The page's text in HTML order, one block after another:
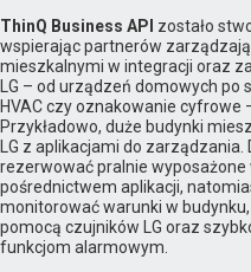
ThinQ Business API zostało
wspierając partnerów
mieszkalnymi w integracji oraz
LG – od urządzeń domowych
HVAC czy oznakowanie cyfrowe
Przykładowo, duże budynki
LG z aplikacjami do
rezerwować pralnie wyposażone
pośrednictwem aplikacji,
monitorować warunki w
pomocą czujników LG oraz
funkcjom alarmowym.